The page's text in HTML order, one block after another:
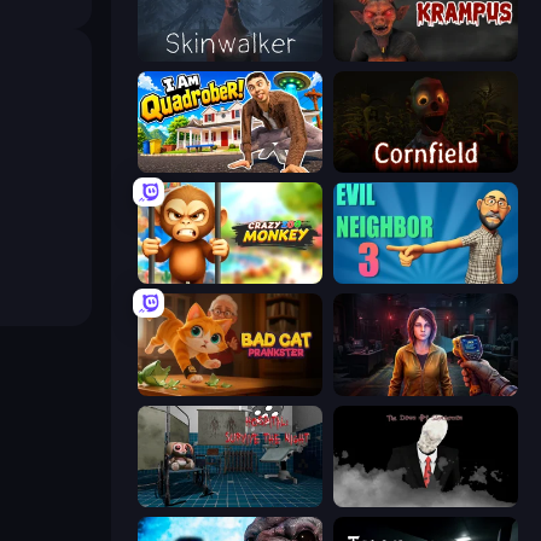
Skinwalker Krampus
I Am Quadrober! Cornfield
Crazy Zoo Monkey Evil Neighbor 3
Bad Cat Prankster Survival Zone Zombie Outbreak
Hospital: Survive the Night The Dawn of Slenderman